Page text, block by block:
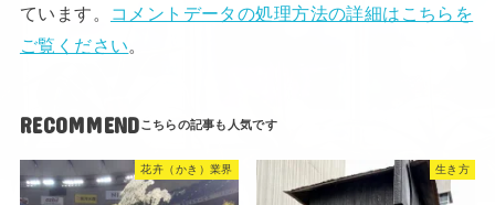
ています。
コメントデータの処理方法の詳細はこちらを
ご覧ください。
RECOMMEND
花卉（かき）業界 生き方